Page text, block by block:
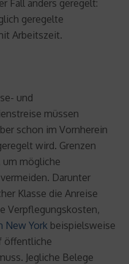
Fall anders geregelt:
geregelte
Arbeitszeit.
und
müssen
schon im Vornherein
wird. Grenzen
um mögliche
Darunter
Klasse die Anreise
Verpflegungskosten,
New York beispielsweise
öffentliche
Jegliche Belege